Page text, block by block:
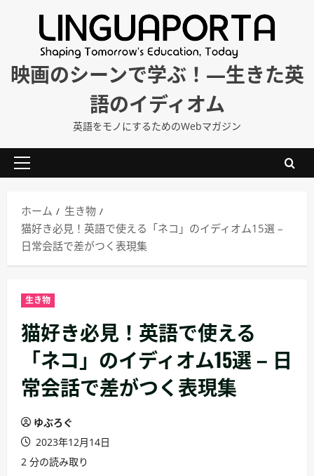
映画のシーンで学ぶ！―生きた英
語のイディオム
英語をモノにするためのWebマガジン
メ
ン
メ
ニ
ホーム
生き物
猫好き必見！英語で使える「ネコ」のイディオム15選 –
日常会話で差がつく表現集
生き物
猫好き必見！英語で使える
「ネコ」のイディオム15選 – 日
常会話で差がつく表現集
ゆぶろぐ
2023年12月14日
2 分の読み取り